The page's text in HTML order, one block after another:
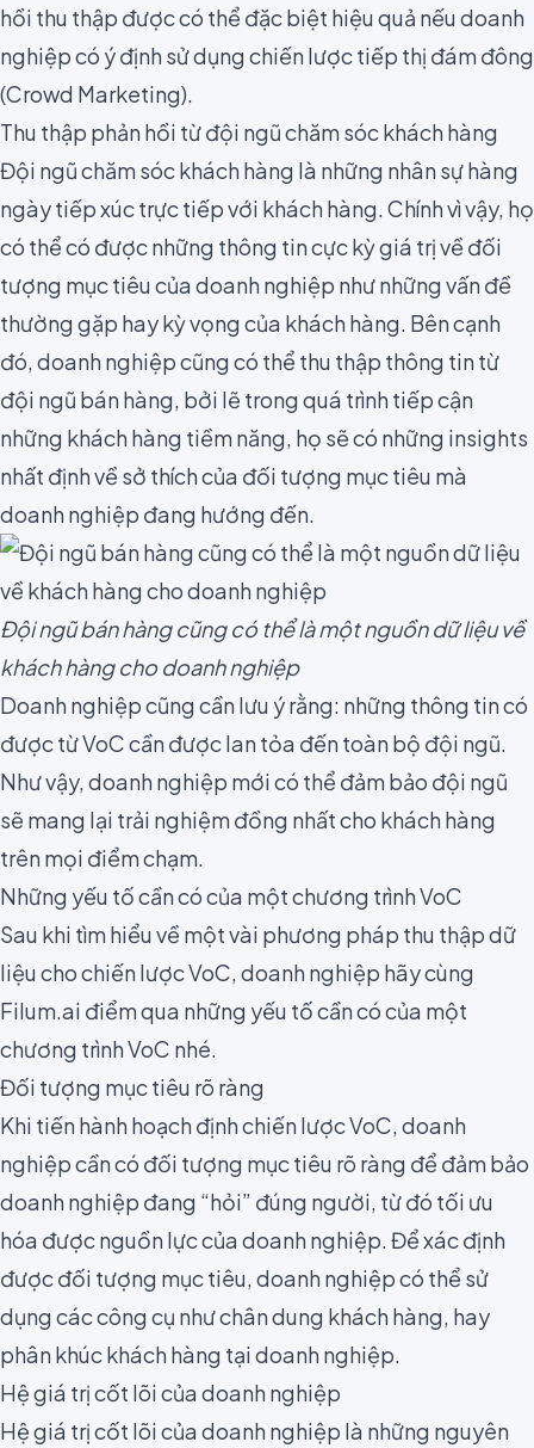
hồi thu thập được có thể đặc biệt hiệu quả nếu doanh
nghiệp có ý định sử dụngchiến lược tiếp thị đám đông
(Crowd Marketing).
Thu thập phản hồi từ đội ngũ chăm sóc khách hàng
Đội ngũ chăm sóc khách hàng là những nhân sự hàng
ngày tiếp xúc trực tiếp với khách hàng. Chính vì vậy, họ
có thể có được những thông tin cực kỳ giá trị về đối
tượng mục tiêu của doanh nghiệp như những vấn đề
thường gặp hay kỳ vọng của khách hàng. Bên cạnh
đó, doanh nghiệp cũng có thể thu thập thông tin từ
đội ngũ bán hàng, bởi lẽ trong quá trình tiếp cận
những khách hàng tiềm năng, họ sẽ có những insights
nhất định về sở thích của đối tượng mục tiêu mà
doanh nghiệp đang hướng đến.
Đội ngũ bán hàng cũng có thể là một nguồn dữ liệu về
khách hàng cho doanh nghiệp
Doanh nghiệp cũng cần lưu ý rằng: những thông tin có
được từ VoC cần được lan tỏa đến toàn bộ đội ngũ.
Như vậy, doanh nghiệp mới có thể đảm bảo đội ngũ
sẽ mang lại trải nghiệm đồng nhất cho khách hàng
trên mọi điểm chạm.
Những yếu tố cần có của một chương trình VoC
Sau khi tìm hiểu về một vài phương pháp thu thập dữ
liệu cho chiến lược VoC, doanh nghiệp hãy cùng
Filum.ai điểm qua những yếu tố cần có của một
chương trình VoC nhé.
Đối tượng mục tiêu rõ ràng
Khi tiến hành hoạch định chiến lược VoC, doanh
nghiệp cần có đối tượng mục tiêu rõ ràng để đảm bảo
doanh nghiệp đang “hỏi” đúng người, từ đó tối ưu
hóa được nguồn lực của doanh nghiệp. Để xác định
được đối tượng mục tiêu, doanh nghiệp có thể sử
dụng các công cụ nhưchân dung khách hàng, hay
phân khúc khách hàng tại doanh nghiệp.
Hệ giá trị cốt lõi của doanh nghiệp
Hệ giá trị cốt lõi của doanh nghiệp là những nguyên